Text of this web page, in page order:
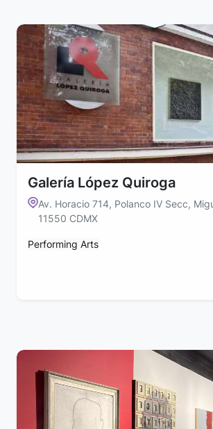
Galería López Quiroga
Av. Horacio 714, Polanco IV Secc,
11550 CDMX
Performing Arts